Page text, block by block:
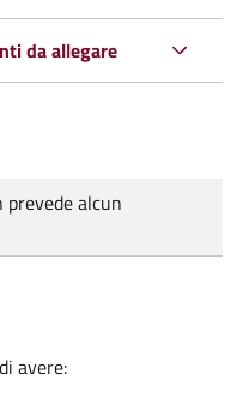
da allegare
alcun
avere: